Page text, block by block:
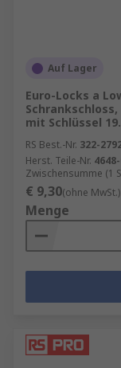
Auf Lager
Euro-Locks a
mit Schlüssel
RS Best.-Nr. 322-
Herst. Teile-Nr.
Zwischensumme (1
€ 9,30(ohne MwSt.)
Menge